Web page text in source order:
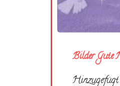
Bilder Gute